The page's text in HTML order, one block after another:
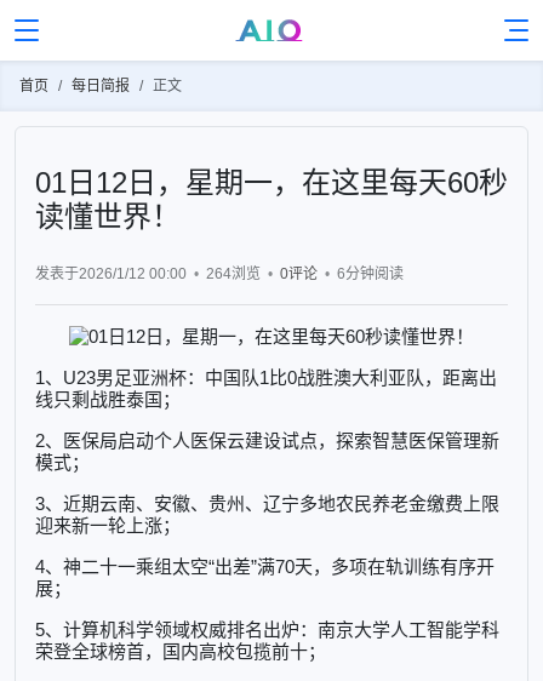
首页 每日简报 正文
01日12日，星期一，在这里每天60秒
读懂世界！
发表于2026/1/12 00:00 264浏览 0评论 6分钟阅读
1、U23男足亚洲杯：中国队1比0战胜澳大利亚队，距离出
线只剩战胜泰国；
2、医保局启动个人医保云建设试点，探索智慧医保管理新
模式；
3、近期云南、安徽、贵州、辽宁多地农民养老金缴费上限
迎来新一轮上涨；
4、神二十一乘组太空“出差”满70天，多项在轨训练有序开
展；
5、计算机科学领域权威排名出炉：南京大学人工智能学科
荣登全球榜首，国内高校包揽前十；